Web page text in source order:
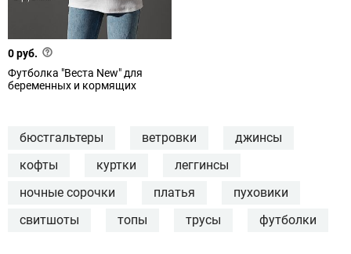
0 руб.
Футболка "Веста New" для
беременных и кормящих
бюстгальтеры ветровки
джинсы
кофты
куртки
леггинсы
ночные сорочки
платья
пуховики
свитшоты
топы трусы футболки